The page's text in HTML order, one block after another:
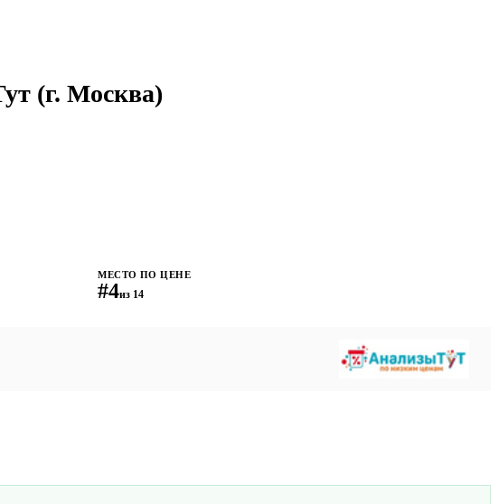
(г. Москва)
МЕСТО ПО ЦЕНЕ
#4из 14